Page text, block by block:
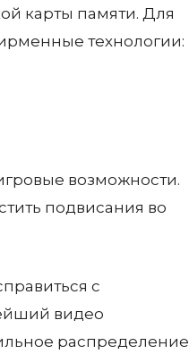
карты памяти. Для
технологии:
возможности.
подвисания во
с
видео
распределение